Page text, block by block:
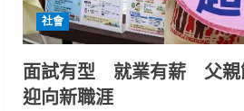
社會
面試有型 就業有薪 父親
迎向新職涯